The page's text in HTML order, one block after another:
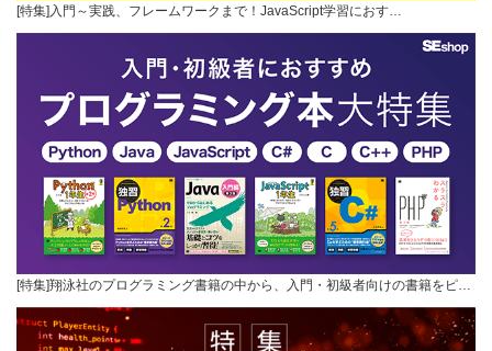
[特集]入門～実践、フレームワークまで！JavaScript学習におす…
[特集]翔泳社のプログラミング書籍の中から、入門・初級者向けの書籍をピ…